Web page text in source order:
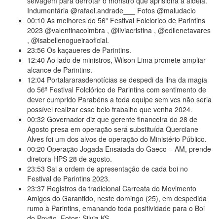
Indumentária @rafael.andrade___ Fotos @maludacio
00:10 As melhores do 56º Festival Folclorico de Parintins
2023 @valentinacoimbra , @liviacristina , @edilenetavares
, @isabellenogueiraoficial.
23:56 Os kaçaueres de Parintins.
12:40 Ao lado de ministros, Wilson Lima promete ampliar
alcance de Parintins.
12:04 Portalararasdenotícias se despedi da ilha da magia
do 56ª Festival Folclórico de Parintins com sentimento de
dever cumprido Parabéns a toda equipe sem vcs não seria
possível realizar esse belo trabalho que venha 2024.
00:32 Governador diz que gerente financeira do 28 de
Agosto presa em operação será substituída Querciane
Alves foi um dos alvos de operação do Ministério Público.
00:20 Operação Jogada Ensaiada do Gaeco – AM, prende
diretora HPS 28 de agosto.
23:53 Sai a ordem de apresentação de cada boi no
Festival de Parintins 2023.
23:37 Registros da tradicional Carreata do Movimento
Amigos do Garantido, neste domingo (25), em despedida
rumo à Parintins, emanando toda positividade para o Boi